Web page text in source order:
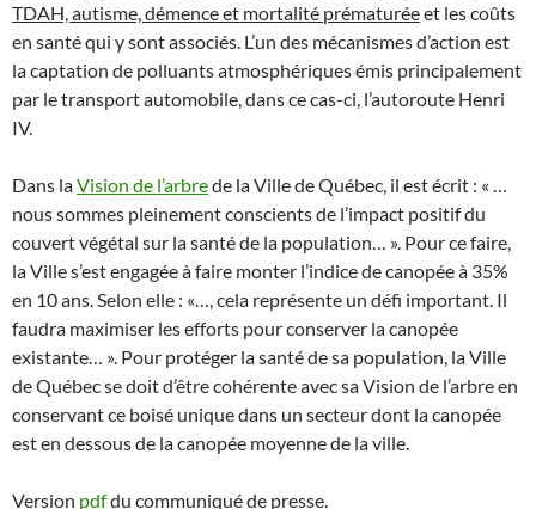
TDAH,autisme, démence et mortalité prématuréeet les coûts
en santé qui y sont associés. L’un des mécanismes d’action est
la captation de polluants atmosphériques émis principalement
par le transport automobile, dans ce cas-ci, l’autoroute Henri
IV.
Dans laVision de l’arbrede la Ville de Québec, il est écrit : « …
nous sommes pleinement conscients de l’impact positif du
couvert végétal sur la santé de la population… ». Pour ce faire,
la Ville s’est engagée à faire monter l’indice de canopée à 35%
en 10 ans. Selon elle : «…, cela représente un défi important. Il
faudra maximiser les efforts pour conserver la canopée
existante… ». Pour protéger la santé de sa population, la Ville
de Québec se doit d’être cohérente avec sa Vision de l’arbre en
conservant ce boisé unique dans un secteur dont la canopée
est en dessous de la canopée moyenne de la ville.
Version pdfdu communiqué de presse.